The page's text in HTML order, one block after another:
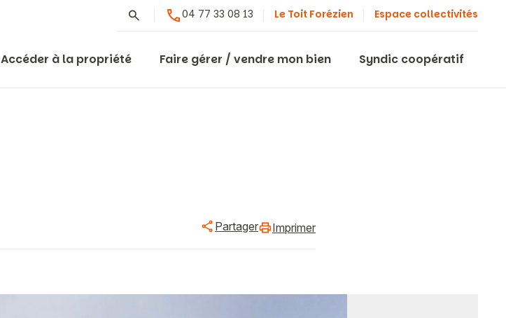
Rechercher04 77 33 08 13 Le Toit Forézien Espace collectivités
Accéder à la propriété Faire gérer / vendre mon bien Syndic coopératif
Partager Imprimer